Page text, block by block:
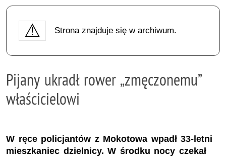
Strona znajduje się w archiwum.
Pijany ukradł rower „zmęczonemu”
właścicielowi
W ręce policjantów z Mokotowa wpadł 33-letni
mieszkaniec dzielnicy. W środku nocy czekał